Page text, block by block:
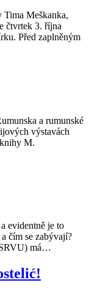
Tima Meškanka,
čtvrtek 3. října
Před zaplněným
a rumunské
výstavách
M.
evidentně je to
čím se zabývají?
má…